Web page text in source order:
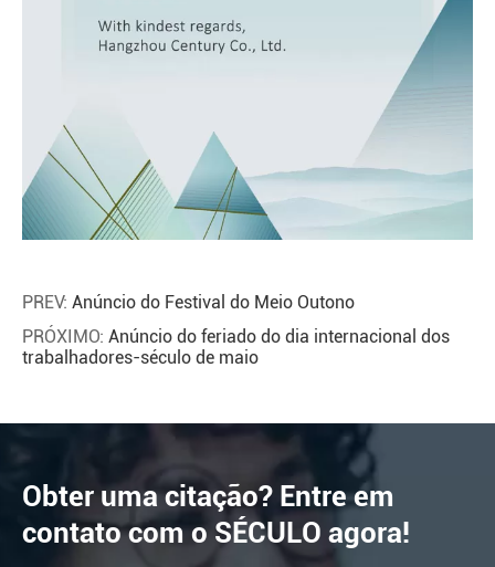
PREV: Anúncio do Festival do Meio Outono
PRÓXIMO: Anúncio do feriado do dia internacional dos
trabalhadores-século de maio
Obter uma citação? Entre em
contato com o SÉCULO agora!